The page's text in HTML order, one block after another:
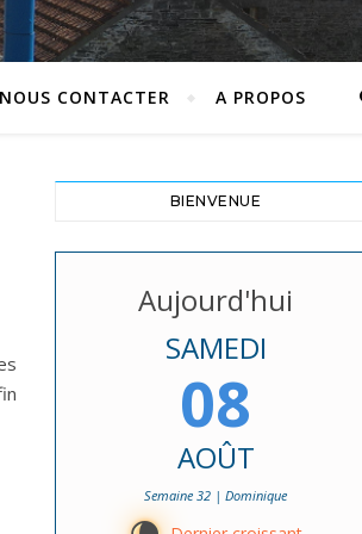
NOUS CONTACTER A PROPOS
BIENVENUE
Aujourd'hui
SAMEDI
08
AOÛT
Semaine 32 | Dominique